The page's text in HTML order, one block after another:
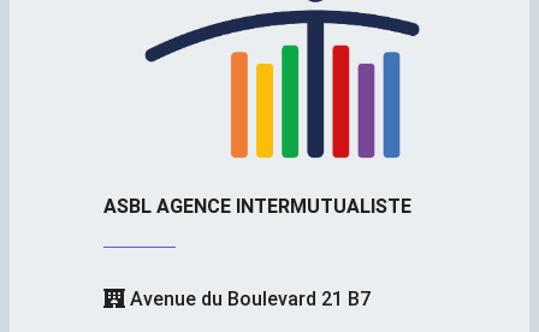
ASBL AGENCE INTERMUTUALISTE
Avenue du Boulevard 21 B7